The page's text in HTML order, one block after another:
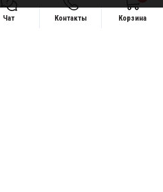
Чат Контакты Корзина